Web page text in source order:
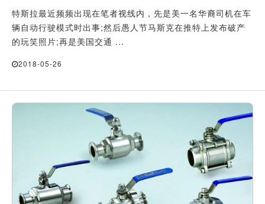
特斯拉最近频频出现在笔者视线内，先是美一名华裔司机在车
辆自动行驶模式时出事;然后愚人节马斯克在推特上发布破产
的玩笑照片;再是美国交通 ...
2018-05-26